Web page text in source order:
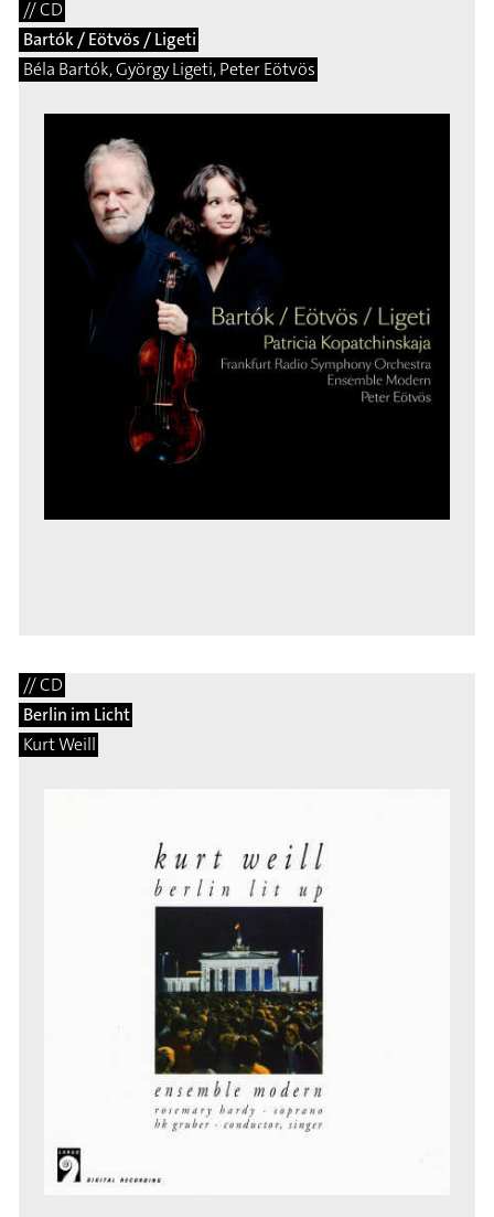
// CD
Bartók / Eötvös / Ligeti
Béla Bartók, György Ligeti, Peter Eötvös
// CD
Berlin im Licht
Kurt Weill